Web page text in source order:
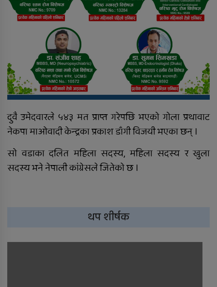
दुग्ध चिस्यान केन्द्र अनुदान हिनामिना
आरोपमा आठबिसकोटका मेयरसहित ११
जनाविरुद्ध भ्रष्टाचार मुद्दा
६ महिनाअघि सजिएकी बेहुली, ६
महिनापछि सडकमा अस्ताइन्
दुवै उमेदवारले ५४३ मत प्राप्त गरेपछि भएको गोला प्रथावाट
नेकपा माओवादी केन्द्रका प्रकाश डाँगी विजयी भएका छन् ।
सो वडाका दलित महिला सदस्य, महिला सदस्य र खुला
सदस्य भने नेपाली कांग्रेसले जितेको छ ।
थप शीर्षक